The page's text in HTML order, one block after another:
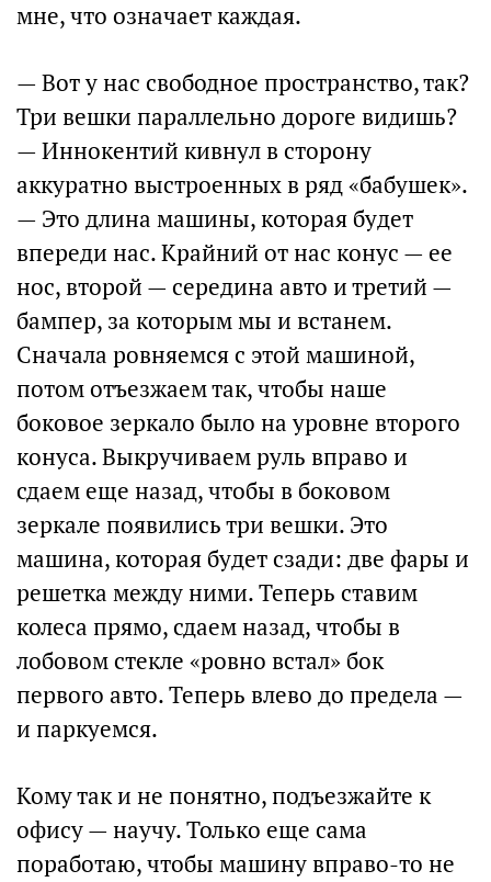
мне, что означает каждая.
— Вот у нас свободное пространство, так?
Три вешки параллельно дороге видишь?
— Иннокентий кивнул в сторону
аккуратно выстроенных в ряд «бабушек».
— Это длина машины, которая будет
впереди нас. Крайний от нас конус — ее
нос, второй — середина авто и третий —
бампер, за которым мы и встанем.
Сначала ровняемся с этой машиной,
потом отъезжаем так, чтобы наше
боковое зеркало было на уровне второго
конуса. Выкручиваем руль вправо и
сдаем еще назад, чтобы в боковом
зеркале появились три вешки. Это
машина, которая будет сзади: две фары и
решетка между ними. Теперь ставим
колеса прямо, сдаем назад, чтобы в
лобовом стекле «ровно встал» бок
первого авто. Теперь влево до предела —
и паркуемся.
Кому так и не понятно, подъезжайте к
офису — научу. Только еще сама
поработаю, чтобы машину вправо-то не